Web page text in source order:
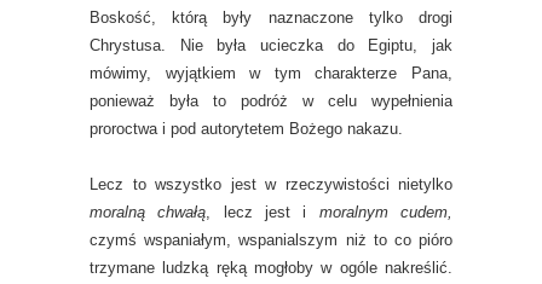
Boskość, którą były naznaczone tylko drogi
Chrystusa. Nie była ucieczka do Egiptu, jak
mówimy, wyjątkiem w tym charakterze Pana,
ponieważ była to podróż w celu wypełnienia
proroctwa i pod autorytetem Bożego nakazu.
Lecz to wszystko jest w rzeczywistości nietylko
moralną chwałą, lecz jest i moralnym cudem,
czymś wspaniałym, wspanialszym niż to co pióro
trzymane ludzką ręką mogłoby w ogóle nakreślić.